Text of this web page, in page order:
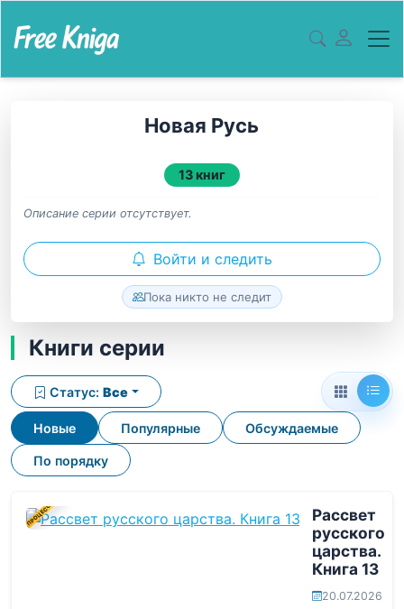
Новая Русь
13 книг
Описание серии отсутствует.
Войти и следить
Пока никто не следит
Книги серии
Новые Популярные Обсуждаемые
По порядку
Статус: Все
В ПРОЦЕССЕ
Рассвет
русского
царства.
Книга 13
20.07.2026